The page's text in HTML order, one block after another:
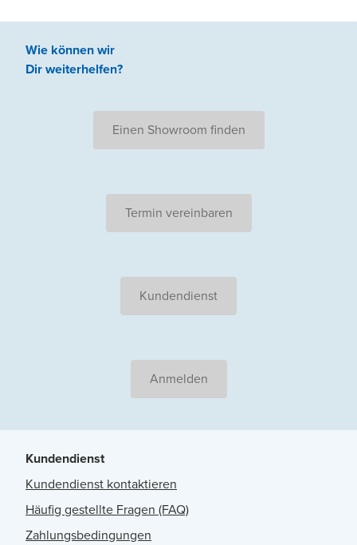
Wie können wir
Dir weiterhelfen?
Einen Showroom finden
Termin vereinbaren
Kundendienst
Anmelden
Kundendienst
Kundendienst kontaktieren
Häufig gestellte Fragen (FAQ)
Zahlungsbedingungen